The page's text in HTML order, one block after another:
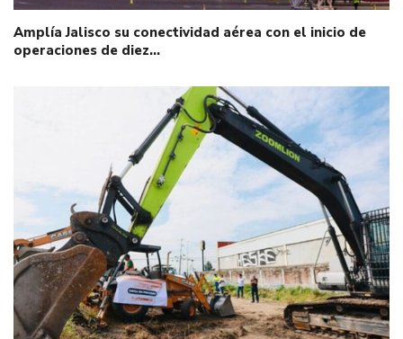
Amplía Jalisco su conectividad aérea con el inicio de
operaciones de diez…